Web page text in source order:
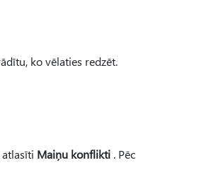
ko vēlaties redzēt.
Maiņu konflikti. Pēc